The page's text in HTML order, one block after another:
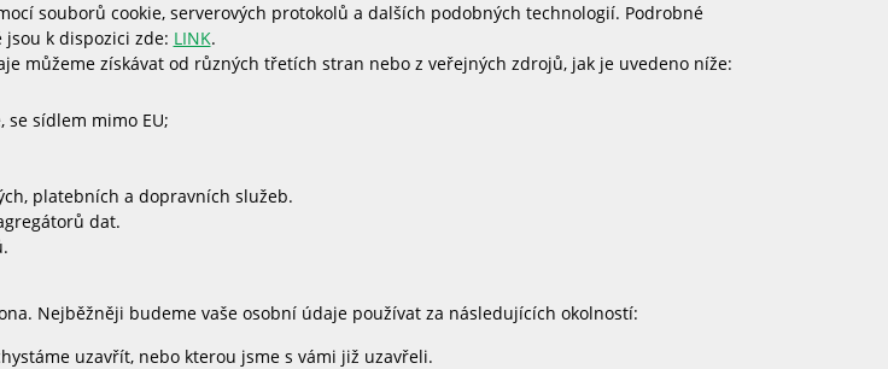
souborů cookie, serverových protokolů a dalších podobných technologií. Podrobné
k dispozici zde: LINK.
můžeme získávat od různých třetích stran nebo z veřejných zdrojů, jak je uvedeno níže:
sídlem mimo EU;
platebních a dopravních služeb.
dat.
Nejběžněji budeme vaše osobní údaje používat za následujících okolností:
uzavřít, nebo kterou jsme s vámi již uzavřeli.